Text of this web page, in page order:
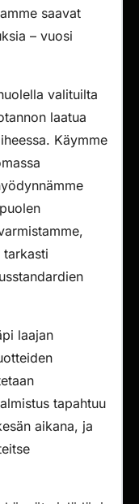
saavat
– vuosi
valituilta
laatua
Käymme
tarkasti
laajan
tapahtuu
aikana, ja